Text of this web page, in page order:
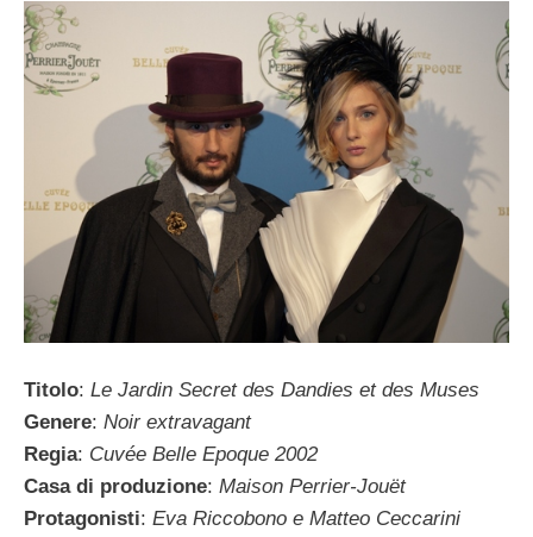
Titolo: Le Jardin Secret des Dandies et des Muses
Genere: Noir extravagant
Regia: Cuvée Belle Epoque 2002
Casa di produzione: Maison Perrier-Jouët
Protagonisti: Eva Riccobono e Matteo Ceccarini